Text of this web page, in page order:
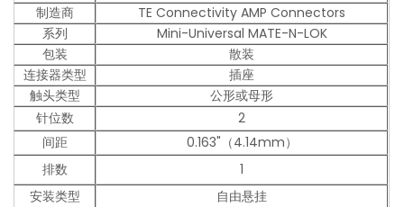
制造商
TE Connectivity AMP Connectors
系列
Mini-Universal MATE-N-LOK
包装
散装
连接器类型
插座
触头类型
公形或母形
针位数
2
间距
0.163"（4.14mm）
排数
1
安装类型
自由悬挂